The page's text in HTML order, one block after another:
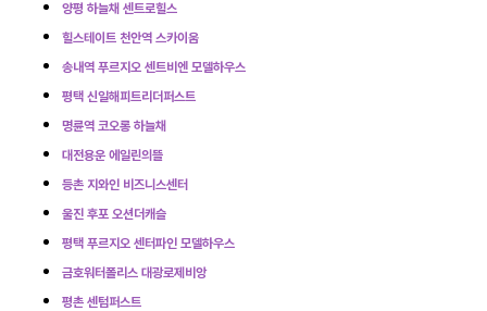
양평 하늘채 센트로힐스
힐스테이트 천안역 스카이움
송내역 푸르지오 센트비엔 모델하우스
평택 신일해피트리더퍼스트
명륜역 코오롱 하늘채
대전용운 에일린의뜰
등촌 지와인 비즈니스센터
울진 후포 오션더캐슬
평택 푸르지오 센터파인 모델하우스
금호워터폴리스 대광로제비앙
평촌 센텀퍼스트